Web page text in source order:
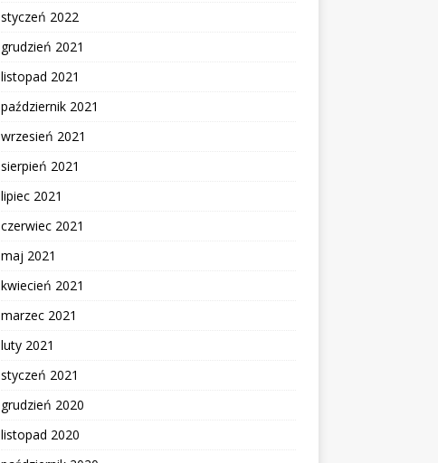
styczeń 2022
grudzień 2021
listopad 2021
październik 2021
wrzesień 2021
sierpień 2021
lipiec 2021
czerwiec 2021
maj 2021
kwiecień 2021
marzec 2021
luty 2021
styczeń 2021
grudzień 2020
listopad 2020